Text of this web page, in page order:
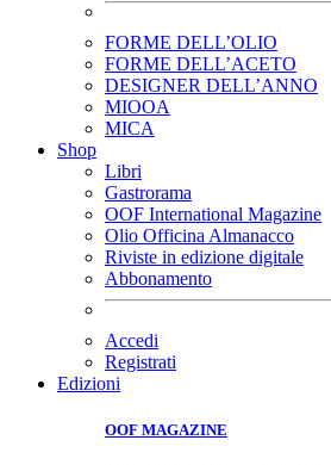
FORME DELL’OLIO
FORME DELL’ACETO
DESIGNER DELL’ANNO
MIOOA
MICA
Shop
Libri
Gastrorama
OOF International Magazine
Olio Officina Almanacco
Riviste in edizione digitale
Abbonamento
Accedi
Registrati
Edizioni
OOF MAGAZINE